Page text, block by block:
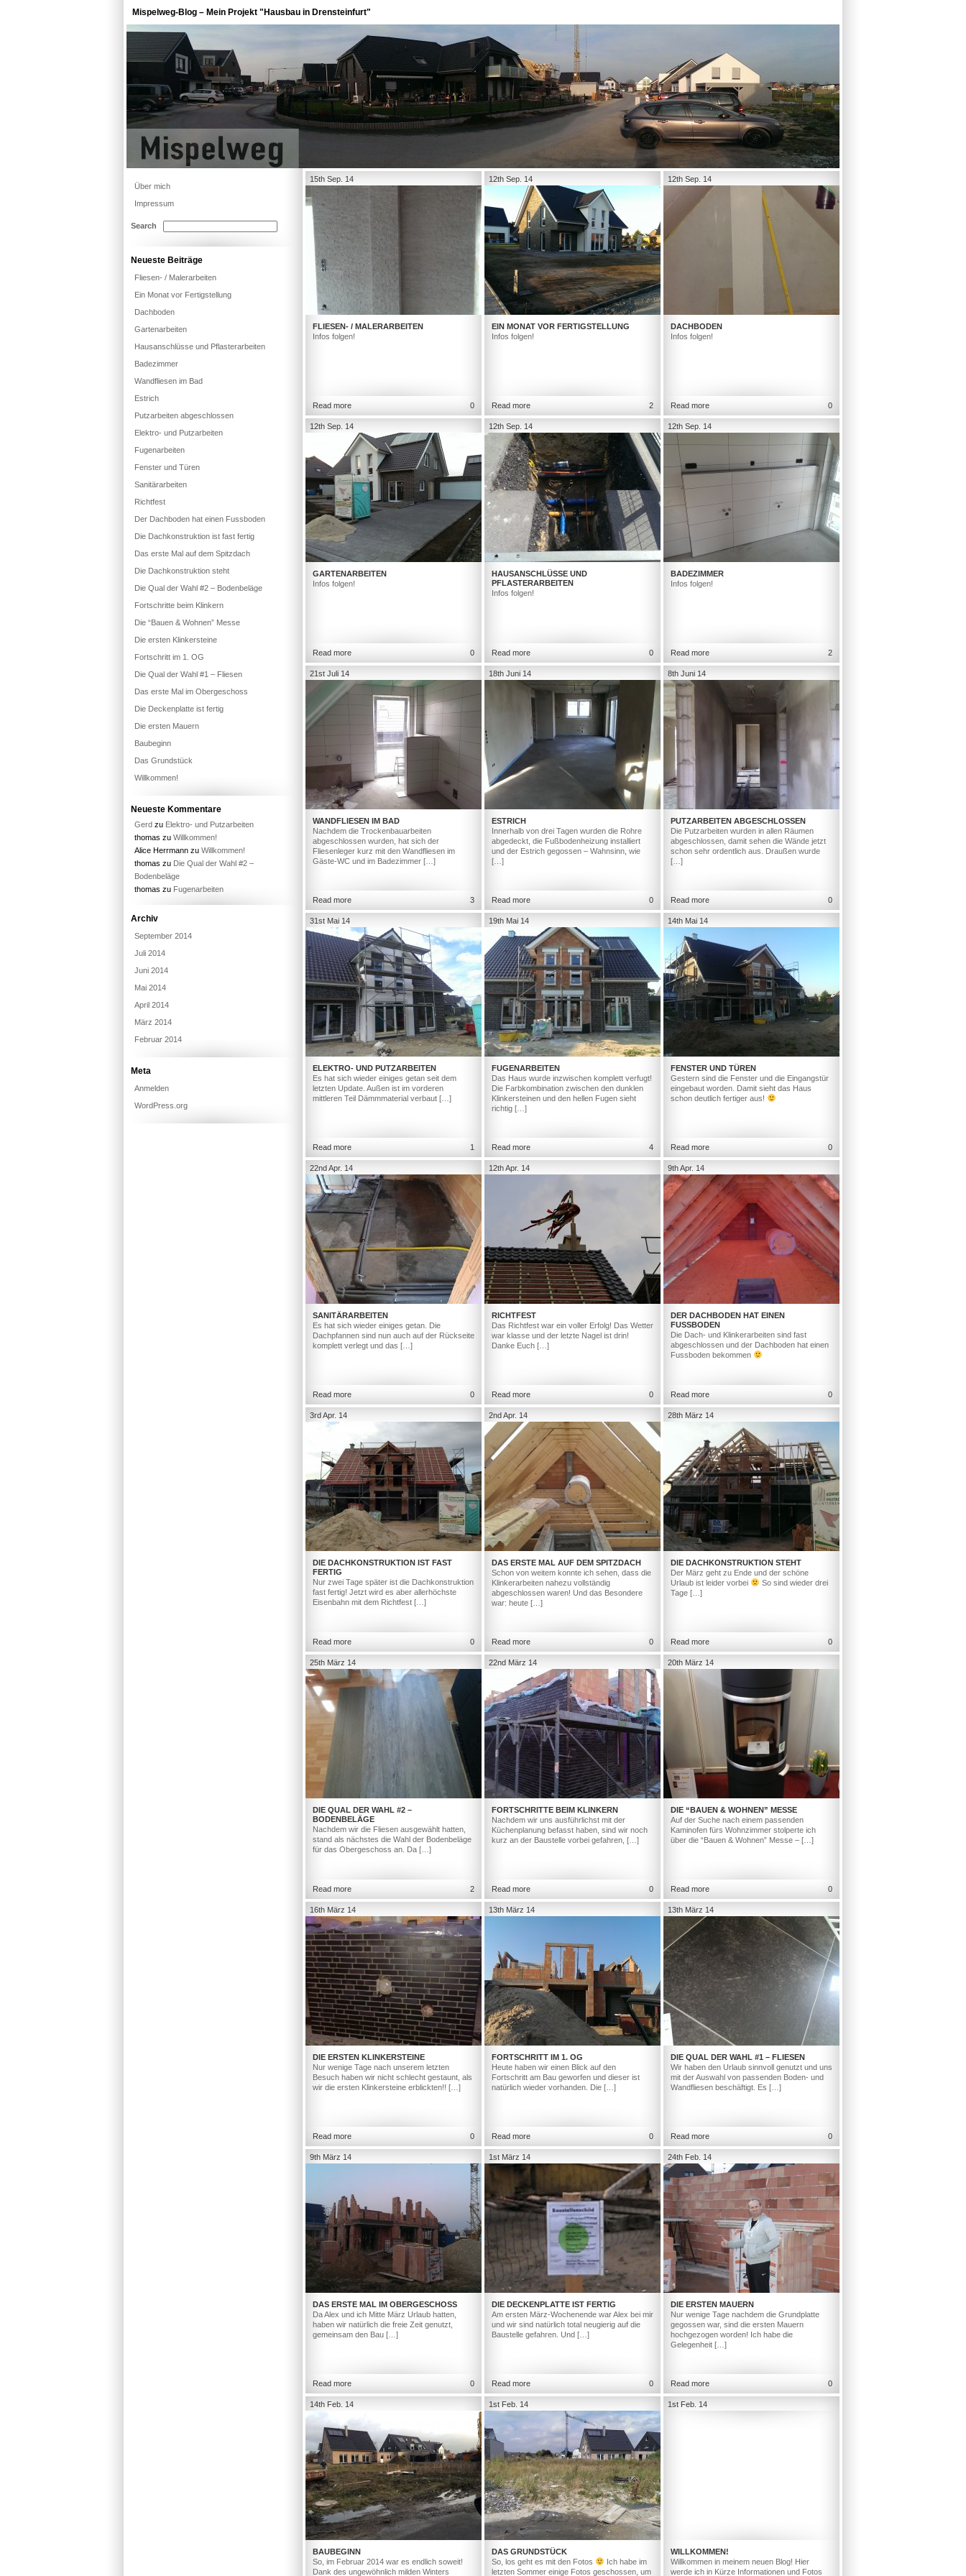
Mispelweg-Blog – Mein Projekt "Hausbau in Drensteinfurt"
15th Sep. 14
FLIESEN- / MALERARBEITEN
Infos folgen!
Read more 0
12th Sep. 14
EIN MONAT VOR FERTIGSTELLUNG
Infos folgen!
Read more 2
12th Sep. 14
DACHBODEN
Infos folgen!
Read more 0
12th Sep. 14
GARTENARBEITEN
Infos folgen!
Read more 0
12th Sep. 14
HAUSANSCHLÜSSE UND
PFLASTERARBEITEN
Infos folgen!
Read more 0
12th Sep. 14
BADEZIMMER
Infos folgen!
Read more 2
21st Juli 14
WANDFLIESEN IM BAD
Nachdem die Trockenbauarbeiten
abgeschlossen wurden, hat sich der
Fliesenleger kurz mit den Wandfliesen im
Gäste-WC und im Badezimmer […]
Read more 3
18th Juni 14
ESTRICH
Innerhalb von drei Tagen wurden die Rohre
abgedeckt, die Fußbodenheizung installiert
und der Estrich gegossen – Wahnsinn, wie
[…]
Read more 0
8th Juni 14
PUTZARBEITEN ABGESCHLOSSEN
Die Putzarbeiten wurden in allen Räumen
abgeschlossen, damit sehen die Wände jetzt
schon sehr ordentlich aus. Draußen wurde
[…]
Read more 0
31st Mai 14
ELEKTRO- UND PUTZARBEITEN
Es hat sich wieder einiges getan seit dem
letzten Update. Außen ist im vorderen
mittleren Teil Dämmmaterial verbaut […]
Read more 1
19th Mai 14
FUGENARBEITEN
Das Haus wurde inzwischen komplett verfugt!
Die Farbkombination zwischen den dunklen
Klinkersteinen und den hellen Fugen sieht
richtig […]
Read more 4
14th Mai 14
FENSTER UND TÜREN
Gestern sind die Fenster und die Eingangstür
eingebaut worden. Damit sieht das Haus
schon deutlich fertiger aus!
Read more 0
22nd Apr. 14
SANITÄRARBEITEN
Es hat sich wieder einiges getan. Die
Dachpfannen sind nun auch auf der Rückseite
komplett verlegt und das […]
Read more 0
12th Apr. 14
RICHTFEST
Das Richtfest war ein voller Erfolg! Das Wetter
war klasse und der letzte Nagel ist drin!
Danke Euch […]
Read more 0
9th Apr. 14
DER DACHBODEN HAT EINEN
FUSSBODEN
Die Dach- und Klinkerarbeiten sind fast
abgeschlossen und der Dachboden hat einen
Fussboden bekommen
Read more 0
3rd Apr. 14
DIE DACHKONSTRUKTION IST FAST
FERTIG
Nur zwei Tage später ist die Dachkonstruktion
fast fertig! Jetzt wird es aber allerhöchste
Eisenbahn mit dem Richtfest […]
Read more 0
2nd Apr. 14
DAS ERSTE MAL AUF DEM SPITZDACH
Schon von weitem konnte ich sehen, dass die
Klinkerarbeiten nahezu vollständig
abgeschlossen waren! Und das Besondere
war: heute […]
Read more 0
28th März 14
DIE DACHKONSTRUKTION STEHT
Der März geht zu Ende und der schöne
Urlaub ist leider vorbei
So sind wieder drei
Tage […]
Read more 0
25th März 14
DIE QUAL DER WAHL #2 –
BODENBELÄGE
Nachdem wir die Fliesen ausgewählt hatten,
stand als nächstes die Wahl der Bodenbeläge
für das Obergeschoss an. Da […]
Read more 2
22nd März 14
FORTSCHRITTE BEIM KLINKERN
Nachdem wir uns ausführlichst mit der
Küchenplanung befasst haben, sind wir noch
kurz an der Baustelle vorbei gefahren, […]
Read more 0
20th März 14
DIE “BAUEN & WOHNEN” MESSE
Auf der Suche nach einem passenden
Kaminofen fürs Wohnzimmer stolperte ich
über die “Bauen & Wohnen” Messe – […]
Read more 0
16th März 14
DIE ERSTEN KLINKERSTEINE
Nur wenige Tage nach unserem letzten
Besuch haben wir nicht schlecht gestaunt, als
wir die ersten Klinkersteine erblickten!! […]
Read more 0
13th März 14
FORTSCHRITT IM 1. OG
Heute haben wir einen Blick auf den
Fortschritt am Bau geworfen und dieser ist
natürlich wieder vorhanden. Die […]
Read more 0
13th März 14
DIE QUAL DER WAHL #1 – FLIESEN
Wir haben den Urlaub sinnvoll genutzt und uns
mit der Auswahl von passenden Boden- und
Wandfliesen beschäftigt. Es […]
Read more 0
9th März 14
DAS ERSTE MAL IM OBERGESCHOSS
Da Alex und ich Mitte März Urlaub hatten,
haben wir natürlich die freie Zeit genutzt,
gemeinsam den Bau […]
Read more 0
1st März 14
DIE DECKENPLATTE IST FERTIG
Am ersten März-Wochenende war Alex bei mir
und wir sind natürlich total neugierig auf die
Baustelle gefahren. Und […]
Read more 0
24th Feb. 14
DIE ERSTEN MAUERN
Nur wenige Tage nachdem die Grundplatte
gegossen war, sind die ersten Mauern
hochgezogen worden! Ich habe die
Gelegenheit […]
Read more 0
14th Feb. 14
BAUBEGINN
So, im Februar 2014 war es endlich soweit!
Dank des ungewöhnlich milden Winters
1st Feb. 14
DAS GRUNDSTÜCK
So, los geht es mit den Fotos
Ich habe im
letzten Sommer einige Fotos geschossen, um
1st Feb. 14
WILLKOMMEN!
Willkommen in meinem neuen Blog! Hier
werde ich in Kürze Informationen und Fotos
Über mich
Impressum
Search
Neueste Beiträge
Fliesen- / Malerarbeiten
Ein Monat vor Fertigstellung
Dachboden
Gartenarbeiten
Hausanschlüsse und Pflasterarbeiten
Badezimmer
Wandfliesen im Bad
Estrich
Putzarbeiten abgeschlossen
Elektro- und Putzarbeiten
Fugenarbeiten
Fenster und Türen
Sanitärarbeiten
Richtfest
Der Dachboden hat einen Fussboden
Die Dachkonstruktion ist fast fertig
Das erste Mal auf dem Spitzdach
Die Dachkonstruktion steht
Die Qual der Wahl #2 – Bodenbeläge
Fortschritte beim Klinkern
Die “Bauen & Wohnen” Messe
Die ersten Klinkersteine
Fortschritt im 1. OG
Die Qual der Wahl #1 – Fliesen
Das erste Mal im Obergeschoss
Die Deckenplatte ist fertig
Die ersten Mauern
Baubeginn
Das Grundstück
Willkommen!
Neueste Kommentare
Gerd zu Elektro- und Putzarbeiten
thomas zu Willkommen!
Alice Herrmann zu Willkommen!
thomas zu Die Qual der Wahl #2 –
Bodenbeläge
thomas zu Fugenarbeiten
Archiv
September 2014
Juli 2014
Juni 2014
Mai 2014
April 2014
März 2014
Februar 2014
Meta
Anmelden
WordPress.org